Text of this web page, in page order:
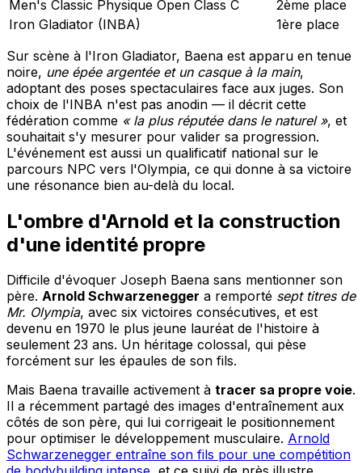
Men's Classic Physique Open Class C
2ème place
Iron Gladiator (INBA)
1ère place
Sur scène à l'Iron Gladiator, Baena est apparu en tenue
noire, une épée argentée et un casque à la main,
adoptant des poses spectaculaires face aux juges. Son
choix de l'INBA n'est pas anodin — il décrit cette
fédération comme « la plus réputée dans le naturel », et
souhaitait s'y mesurer pour valider sa progression.
L'événement est aussi un qualificatif national sur le
parcours NPC vers l'Olympia, ce qui donne à sa victoire
une résonance bien au-delà du local.
L'ombre d'Arnold et la construction
d'une identité propre
Difficile d'évoquer Joseph Baena sans mentionner son
père. Arnold Schwarzenegger a remporté sept titres de
Mr. Olympia, avec six victoires consécutives, et est
devenu en 1970 le plus jeune lauréat de l'histoire à
seulement 23 ans. Un héritage colossal, qui pèse
forcément sur les épaules de son fils.
Mais Baena travaille activement à tracer sa propre voie.
Il a récemment partagé des images d'entraînement aux
côtés de son père, qui lui corrigeait le positionnement
pour optimiser le développement musculaire. Arnold
Schwarzenegger entraîne son fils pour une compétition